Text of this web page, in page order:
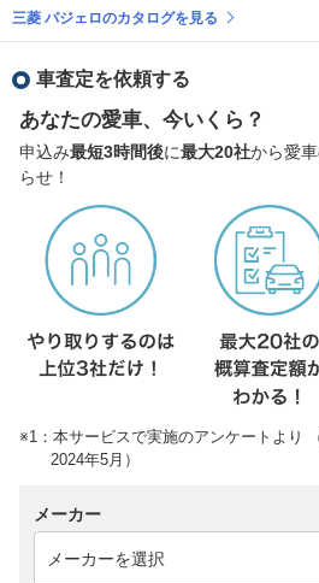
三菱 パジェロのカタログを見る
車査定を依頼する
あなたの愛車、今いくら？
申込み最短3時間後に最大20社から愛
らせ！
※1：本サービスで実施のアンケートより
2024年5月）
メーカー